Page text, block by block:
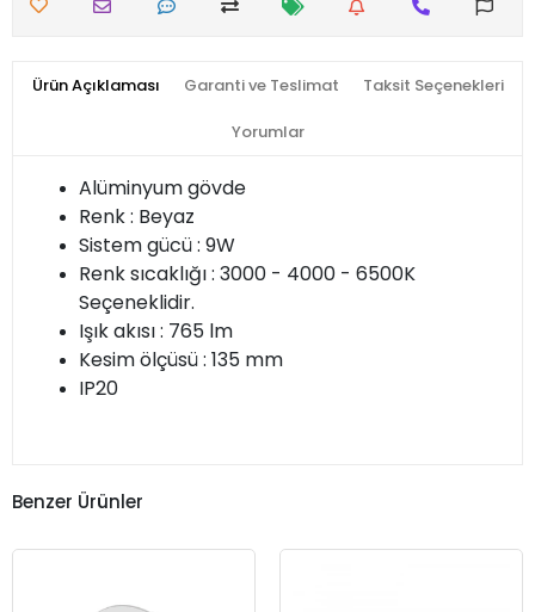
Ürün Açıklaması Garanti ve Teslimat Taksit Seçenekleri
Yorumlar
Alüminyum gövde
Renk : Beyaz
Sistem gücü : 9W
Renk sıcaklığı : 3000 - 4000 - 6500K
Seçeneklidir.
Işık akısı : 765 lm
Kesim ölçüsü : 135 mm
IP20
Benzer Ürünler